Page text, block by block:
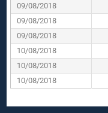
09/08/2018
09/08/2018
09/08/2018
10/08/2018
10/08/2018
10/08/2018